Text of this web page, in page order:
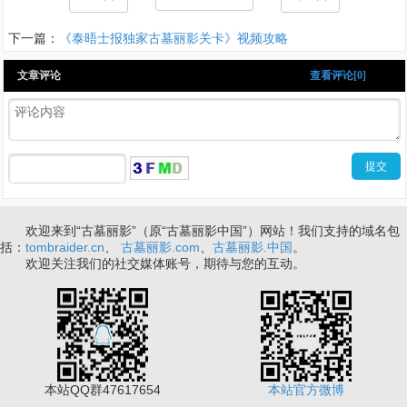
下一篇： 《泰晤士报独家古墓丽影关卡》视频攻略
查看评论[0]
文章评论
欢迎来到“古墓丽影”（原“古墓丽影中国”）网站！我们支持的域名包
括： tombraider.cn 古墓丽影.com 古墓丽影.中国。
欢迎关注我们的社交媒体账号，期待与您的互动。
本站QQ群47617654 本站官方微博